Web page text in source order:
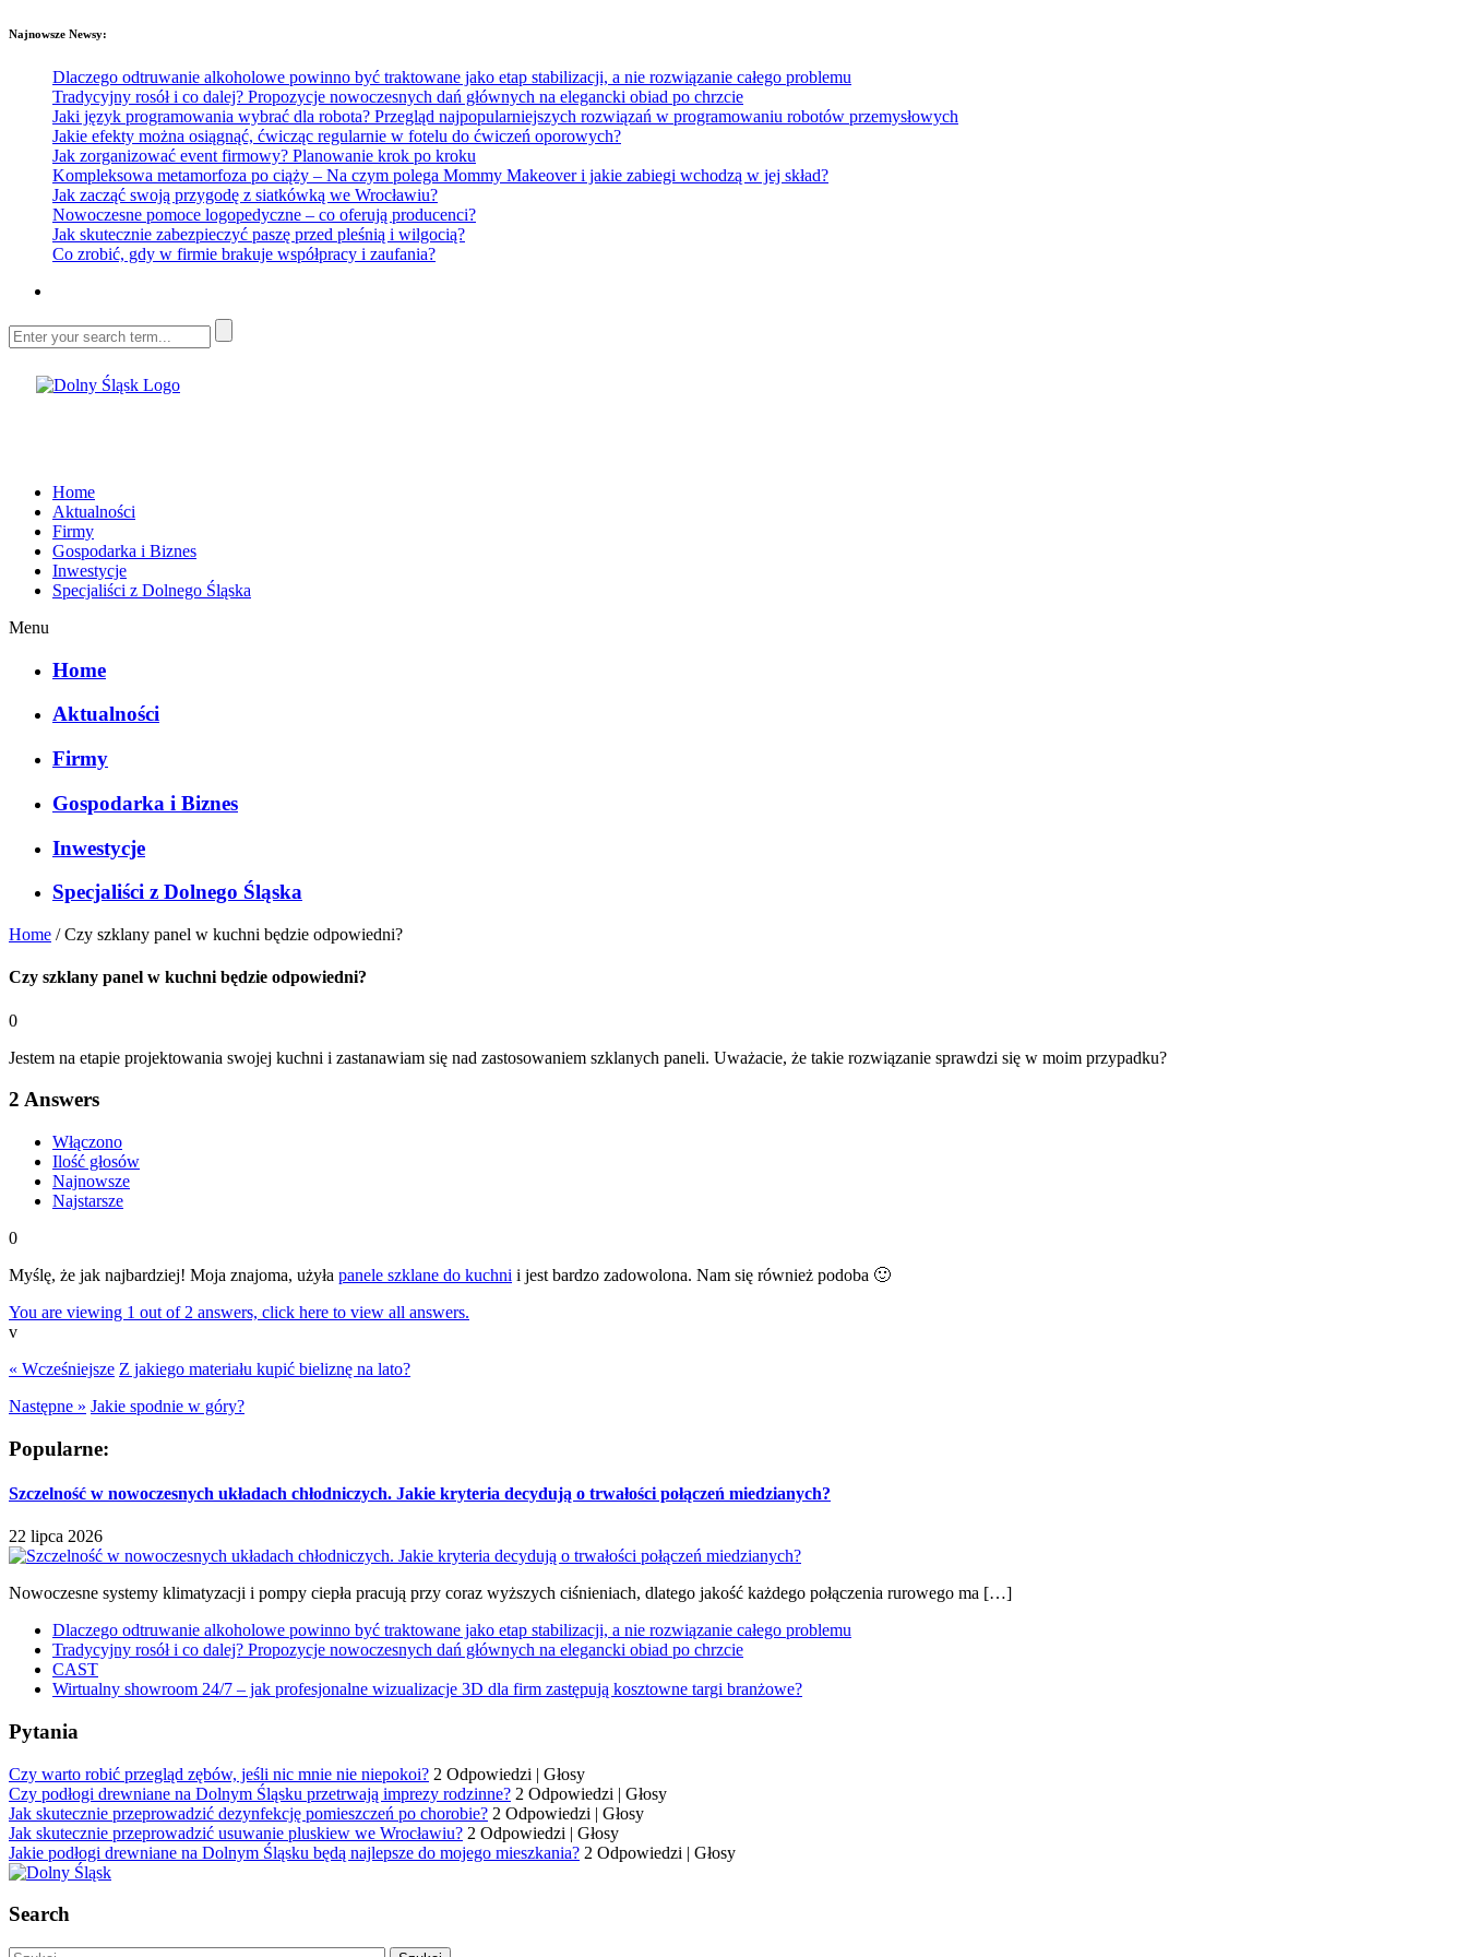
Najnowsze Newsy:
Dlaczego odtruwanie alkoholowe powinno być traktowane jako etap stabilizacji, a nie rozwiązanie całego problemu
Tradycyjny rosół i co dalej? Propozycje nowoczesnych dań głównych na elegancki obiad po chrzcie
Jaki język programowania wybrać dla robota? Przegląd najpopularniejszych rozwiązań w programowaniu robotów przemysłowych
Jakie efekty można osiągnąć, ćwicząc regularnie w fotelu do ćwiczeń oporowych?
Jak zorganizować event firmowy? Planowanie krok po kroku
Kompleksowa metamorfoza po ciąży – Na czym polega Mommy Makeover i jakie zabiegi wchodzą w jej skład?
Jak zacząć swoją przygodę z siatkówką we Wrocławiu?
Nowoczesne pomoce logopedyczne – co oferują producenci?
Jak skutecznie zabezpieczyć paszę przed pleśnią i wilgocią?
Co zrobić, gdy w firmie brakuje współpracy i zaufania?
Home
Aktualności
Firmy
Gospodarka i Biznes
Inwestycje
Specjaliści z Dolnego Śląska
Menu
Home
Aktualności
Firmy
Gospodarka i Biznes
Inwestycje
Specjaliści z Dolnego Śląska
Home /Czy szklany panel w kuchni będzie odpowiedni?
Czy szklany panel w kuchni będzie odpowiedni?
0
Jestem na etapie projektowania swojej kuchni i zastanawiam się nad zastosowaniem szklanych paneli. Uważacie, że takie rozwiązanie sprawdzi się w moim przypadku?
2 Answers
Włączono
Ilość głosów
Najnowsze
Najstarsze
0
Myślę, że jak najbardziej! Moja znajoma, użyła panele szklane do kuchni i jest bardzo zadowolona. Nam się również podoba 🙂
You are viewing 1 out of 2 answers, click here to view all answers.
v
« Wcześniejsze Z jakiego materiału kupić bieliznę na lato?
Następne » Jakie spodnie w góry?
Popularne:
Szczelność w nowoczesnych układach chłodniczych. Jakie kryteria decydują o trwałości połączeń miedzianych?
22 lipca 2026
Nowoczesne systemy klimatyzacji i pompy ciepła pracują przy coraz wyższych ciśnieniach, dlatego jakość każdego połączenia rurowego ma […]
Dlaczego odtruwanie alkoholowe powinno być traktowane jako etap stabilizacji, a nie rozwiązanie całego problemu
Tradycyjny rosół i co dalej? Propozycje nowoczesnych dań głównych na elegancki obiad po chrzcie
CAST
Wirtualny showroom 24/7 – jak profesjonalne wizualizacje 3D dla firm zastępują kosztowne targi branżowe?
Pytania
Czy warto robić przegląd zębów, jeśli nic mnie nie niepokoi? 2 Odpowiedzi | Głosy
Czy podłogi drewniane na Dolnym Śląsku przetrwają imprezy rodzinne? 2 Odpowiedzi | Głosy
Jak skutecznie przeprowadzić dezynfekcję pomieszczeń po chorobie? 2 Odpowiedzi | Głosy
Jak skutecznie przeprowadzić usuwanie pluskiew we Wrocławiu? 2 Odpowiedzi | Głosy
Jakie podłogi drewniane na Dolnym Śląsku będą najlepsze do mojego mieszkania? 2 Odpowiedzi | Głosy
Search